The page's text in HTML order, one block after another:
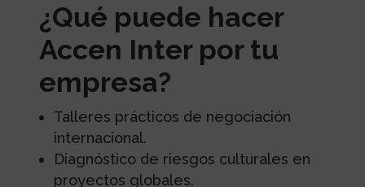
¿Qué puede hacer
Accen Inter por tu
empresa?
Talleres prácticos de negociación
internacional.
Diagnóstico de riesgos culturales en
proyectos globales.